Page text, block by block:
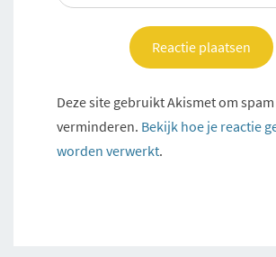
Deze site gebruikt Akismet om
verminderen. Bekijk hoe je reactie
worden verwerkt.